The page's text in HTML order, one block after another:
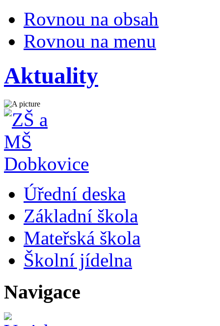
Rovnou na obsah
Rovnou na menu
Aktuality
Úřední deska
Základní škola
Mateřská škola
Školní jídelna
Navigace